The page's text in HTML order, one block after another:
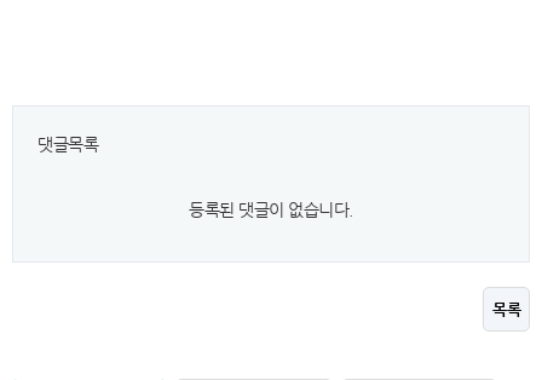
댓글목록
등록된 댓글이 없습니다.
목록